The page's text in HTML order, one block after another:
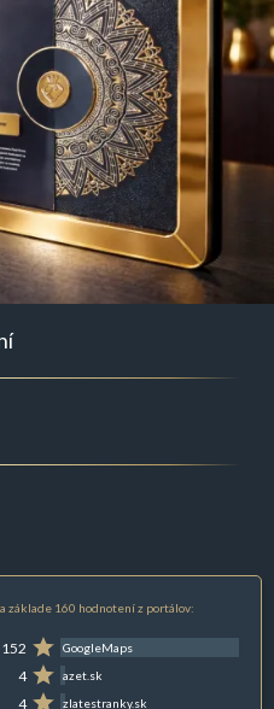
základe 160 hodnotení z portálov:
152 GoogleMaps
4 azet.sk
4 zlatestranky.sk